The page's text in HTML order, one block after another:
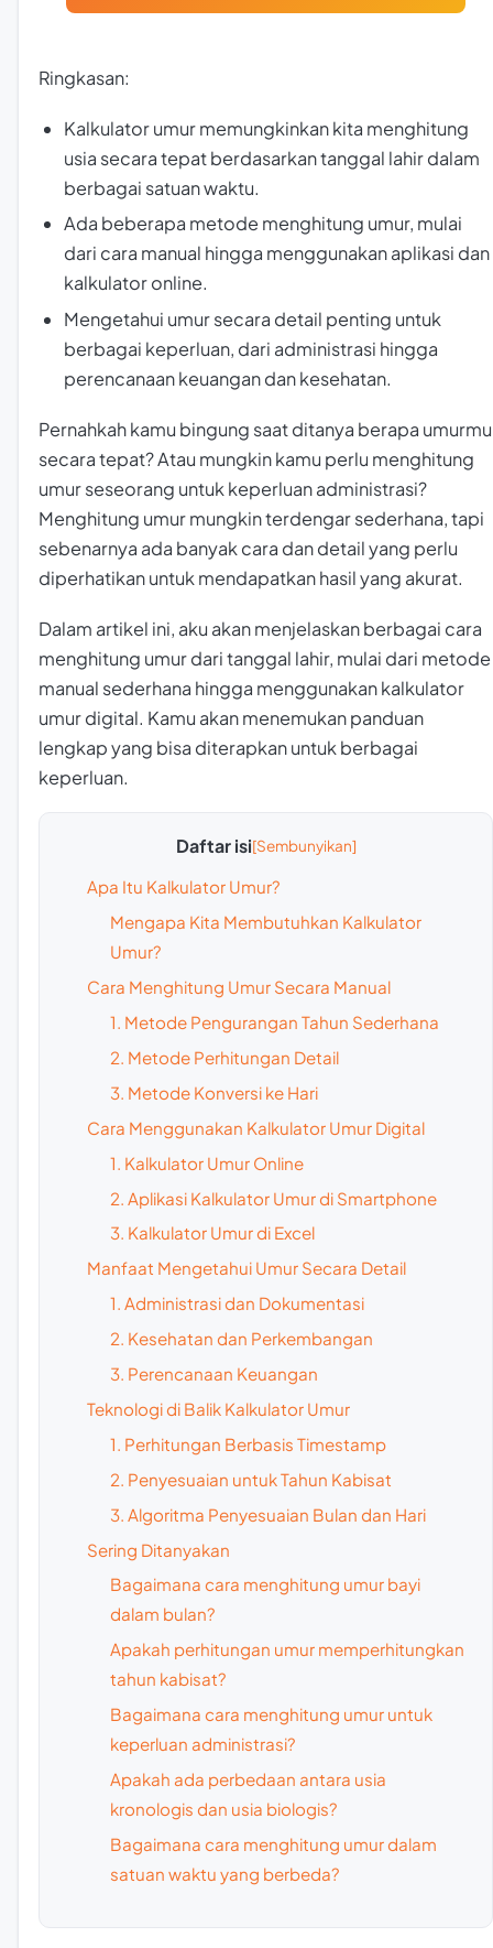
Ringkasan:
Kalkulator umur memungkinkan kita menghitung
usia secara tepat berdasarkan tanggal lahir dalam
berbagai satuan waktu.
Ada beberapa metode menghitung umur, mulai
dari cara manual hingga menggunakan aplikasi dan
kalkulator online.
Mengetahui umur secara detail penting untuk
berbagai keperluan, dari administrasi hingga
perencanaan keuangan dan kesehatan.
Pernahkah kamu bingung saat ditanya berapa umurmu
secara tepat? Atau mungkin kamu perlu menghitung
umur seseorang untuk keperluan administrasi?
Menghitung umur mungkin terdengar sederhana, tapi
sebenarnya ada banyak cara dan detail yang perlu
diperhatikan untuk mendapatkan hasil yang akurat.
Dalam artikel ini, aku akan menjelaskan berbagai cara
menghitung umur dari tanggal lahir, mulai dari metode
manual sederhana hingga menggunakan kalkulator
umur digital. Kamu akan menemukan panduan
lengkap yang bisa diterapkan untuk berbagai
keperluan.
Daftar isi
Apa Itu Kalkulator Umur?
Mengapa Kita Membutuhkan Kalkulator
Umur?
Cara Menghitung Umur Secara Manual
1. Metode Pengurangan Tahun Sederhana
2. Metode Perhitungan Detail
3. Metode Konversi ke Hari
Cara Menggunakan Kalkulator Umur Digital
1. Kalkulator Umur Online
2. Aplikasi Kalkulator Umur di Smartphone
3. Kalkulator Umur di Excel
Manfaat Mengetahui Umur Secara Detail
1. Administrasi dan Dokumentasi
2. Kesehatan dan Perkembangan
3. Perencanaan Keuangan
Teknologi di Balik Kalkulator Umur
1. Perhitungan Berbasis Timestamp
2. Penyesuaian untuk Tahun Kabisat
3. Algoritma Penyesuaian Bulan dan Hari
Sering Ditanyakan
Bagaimana cara menghitung umur bayi
dalam bulan?
Apakah perhitungan umur memperhitungkan
tahun kabisat?
Bagaimana cara menghitung umur untuk
keperluan administrasi?
Apakah ada perbedaan antara usia
kronologis dan usia biologis?
Bagaimana cara menghitung umur dalam
satuan waktu yang berbeda?